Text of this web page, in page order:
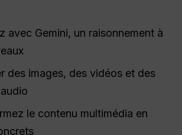
avec Gemini, un raisonnement à
des images, des vidéos et des
le contenu multimédia en